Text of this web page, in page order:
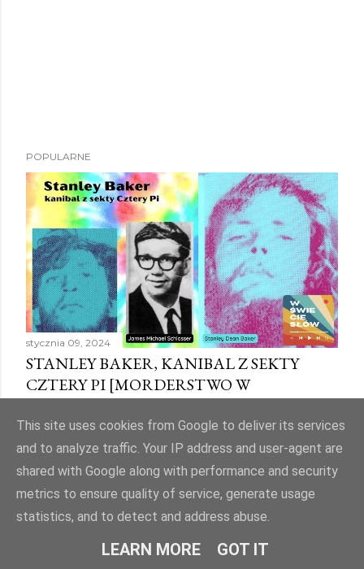
r
z
e
ś
l
i
j
k
o
m
e
n
t
r
z
POPULARNE
stycznia 09, 2024
STANLEY BAKER, KANIBAL Z SEKTY
CZTERY PI [MORDERSTWO W
YELLOWSTONE]
Udostępnij 3 komentarze
This site uses cookies from Google to deliver its services
and to analyze traffic. Your IP address and user-agent are
shared with Google along with performance and security
metrics to ensure quality of service, generate usage
statistics, and to detect and address abuse.
LEARN MORE GOT IT